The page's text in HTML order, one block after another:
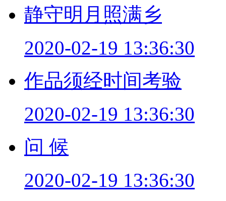
静守明月照满乡
2020-02-19 13:36:30
作品须经时间考验
2020-02-19 13:36:30
问 候
2020-02-19 13:36:30